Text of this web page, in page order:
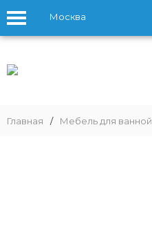
Москва
Главная / Мебель для ванной